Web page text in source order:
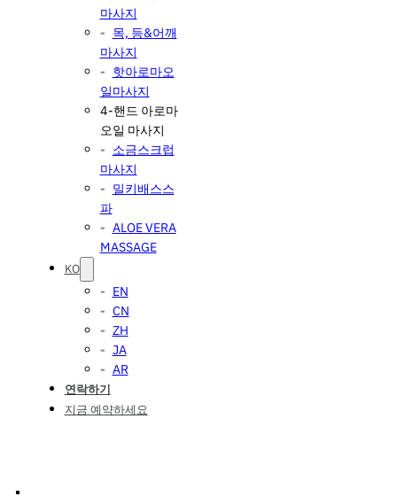
마사지
목, 등&어깨
마사지
핫아로마오
일마사지
4-핸드 아로마
오일 마사지
소금스크럽
마사지
밀키배스스
파
ALOE VERA
MASSAGE
KO
EN
CN
ZH
JA
AR
연락하기
지금 예약하세요